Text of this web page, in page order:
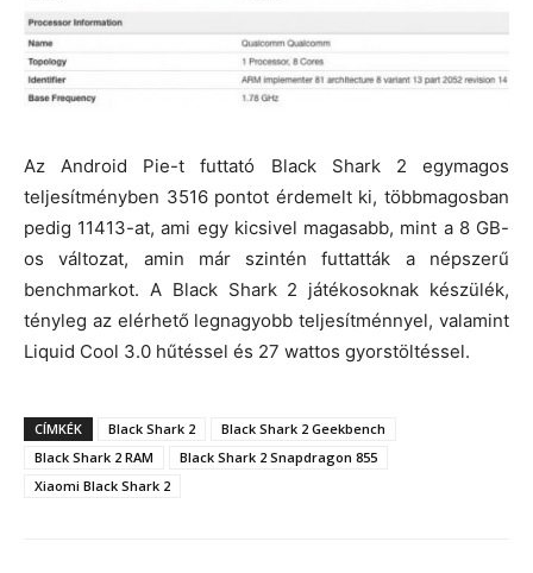
Az Android Pie-t futtató Black Shark 2 egymagos
teljesítményben 3516 pontot érdemelt ki, többmagosban
pedig 11413-at, ami egy kicsivel magasabb, mint a 8 GB-
os változat, amin már szintén futtatták a népszerű
benchmarkot. A Black Shark 2 játékosoknak készülék,
tényleg az elérhető legnagyobb teljesítménnyel, valamint
Liquid Cool 3.0 hűtéssel és 27 wattos gyorstöltéssel.
CÍMKÉK Black Shark 2
Black Shark 2 Geekbench
Black Shark 2 RAM
Black Shark 2 Snapdragon 855
Xiaomi Black Shark 2